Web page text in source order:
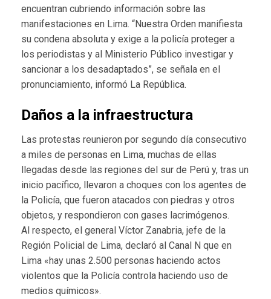
encuentran cubriendo información sobre las
manifestaciones en Lima. “Nuestra Orden manifiesta
su condena absoluta y exige a la policía proteger a
los periodistas y al Ministerio Público investigar y
sancionar a los desadaptados”, se señala en el
pronunciamiento, informó La República.
Daños a la infraestructura
Las protestas reunieron por segundo día consecutivo
a miles de personas en Lima, muchas de ellas
llegadas desde las regiones del sur de Perú y, tras un
inicio pacífico, llevaron a choques con los agentes de
la Policía, que fueron atacados con piedras y otros
objetos, y respondieron con gases lacrimógenos.
Al respecto, el general Víctor Zanabria, jefe de la
Región Policial de Lima, declaró al Canal N que en
Lima «hay unas 2.500 personas haciendo actos
violentos que la Policía controla haciendo uso de
medios químicos».